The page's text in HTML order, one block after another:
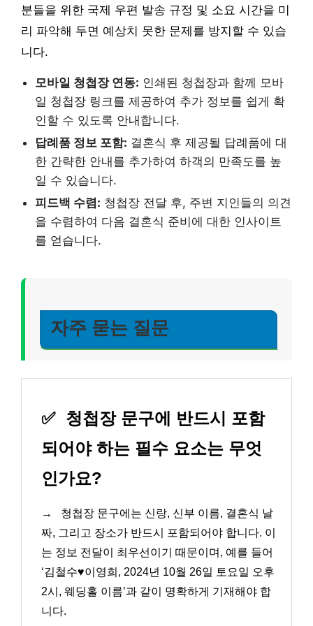
분들을 위한 국제 우편 발송 규정 및 소요 시간을 미
리 파악해 두면 예상치 못한 문제를 방지할 수 있습
니다.
모바일 청첩장 연동: 인쇄된 청첩장과 함께 모바
일 청첩장 링크를 제공하여 추가 정보를 쉽게 확
인할 수 있도록 안내합니다.
답례품 정보 포함: 결혼식 후 제공될 답례품에 대
한 간략한 안내를 추가하여 하객의 만족도를 높
일 수 있습니다.
피드백 수렴: 청첩장 전달 후, 주변 지인들의 의견
을 수렴하여 다음 결혼식 준비에 대한 인사이트
를 얻습니다.
자주 묻는 질문
✅ 청첩장 문구에 반드시 포함
되어야 하는 필수 요소는 무엇
인가요?
→
청첩장 문구에는 신랑, 신부 이름, 결혼식 날
짜, 그리고 장소가 반드시 포함되어야 합니다. 이
는 정보 전달이 최우선이기 때문이며, 예를 들어
‘김철수♥이영희, 2024년 10월 26일 토요일 오후
2시, 웨딩홀 이름’과 같이 명확하게 기재해야 합
니다.